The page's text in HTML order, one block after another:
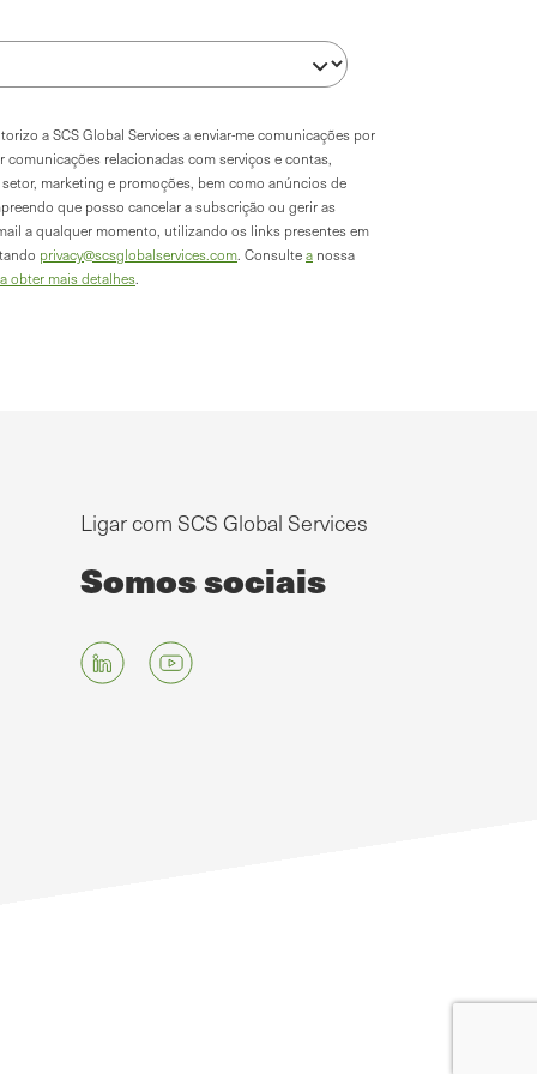
a SCS Global Services a enviar-me comunicações por
comunicações relacionadas com serviços e contas,
marketing e promoções, bem como anúncios de
que posso cancelar a subscrição ou gerir as
a qualquer momento, utilizando os links presentes em
privacy@scsglobalservices.com . Consultea nossa
obter mais detalhes
Ligar com SCS Global Services
Somos sociais